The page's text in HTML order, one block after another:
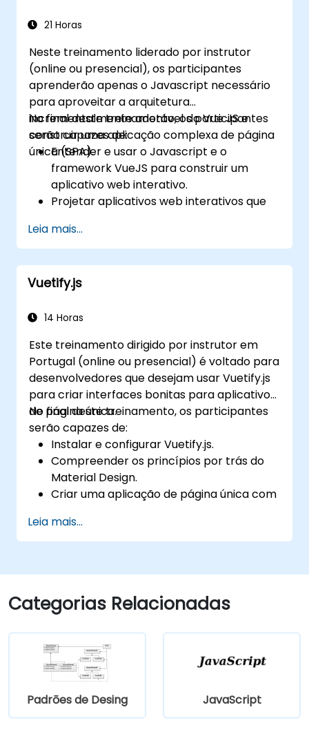
existente.
as capacidades do framework.
21 Horas
Neste treinamento liderado por instrutor
(online ou presencial), os participantes
aprenderão apenas o Javascript necessário
para aproveitar a arquitetura
incrementalmente adotável do Vue JS e
construir uma aplicação complexa de página
única (SPA).
No final deste treinamento, os participantes
serão capazes de:
Entender e usar o Javascript e o
framework VueJS para construir um
aplicativo web interativo.
Projetar aplicativos web interativos que
usuário.
Escrever código modular e reutilizável.
Incrementar gradualmente uma visão
até transformá-la em um aplicativo de
Leia mais...
Vuetify.js
14 Horas
Este treinamento dirigido por instrutor em
Portugal (online ou presencial) é voltado para
desenvolvedores que desejam usar Vuetify.js
para criar interfaces bonitas para aplicativos
de página única.
No final deste treinamento, os participantes
serão capazes de:
Instalar e configurar Vuetify.js.
Compreender os princípios por trás do
Material Design.
Criar uma aplicação de página única com
Vuetify.js.
Leia mais...
Categorias Relacionadas
Padrōes de Desing JavaScript